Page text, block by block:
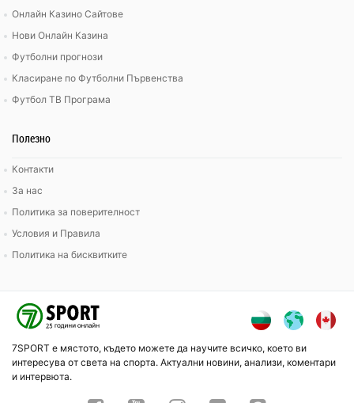
Онлайн Казино Сайтове
Нови Онлайн Казина
Футболни прогнози
Класиране по Футболни Първенства
Футбол ТВ Програма
Полезно
Контакти
За нас
Политика за поверителност
Условия и Правила
Политика на бисквитките
7SPORT е мястото, където можете да научите всичко, което ви
интересува от света на спорта. Актуални новини, анализи, коментари
и интервюта.